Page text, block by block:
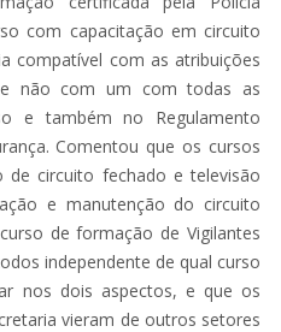
com capacitação em circuito
compatível com as atribuições
não com um com todas as
e também no Regulamento
Comentou que os cursos
circuito fechado e televisão
e manutenção do circuito
de formação de Vigilantes
independente de qual curso
nos dois aspectos, e que os
vieram de outros setores